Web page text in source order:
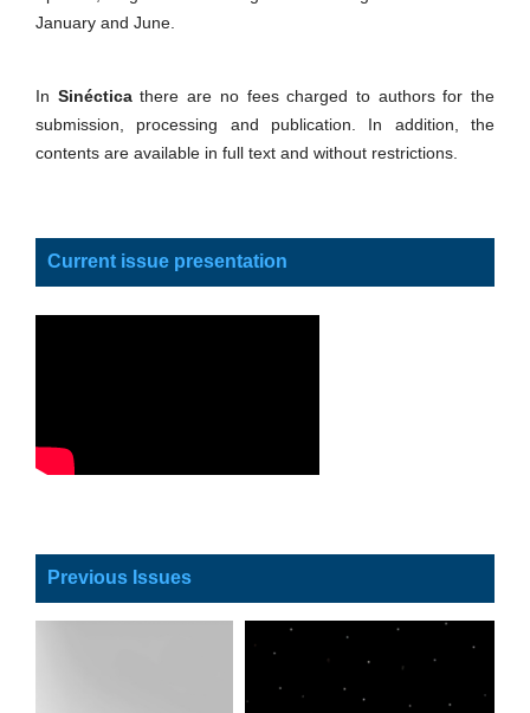
January and June.
In Sinécticathere are no fees charged to authors for the
submission, processing and publication. In addition, the
contents are available in full text and without restrictions.
Current issue presentation
Previous Issues